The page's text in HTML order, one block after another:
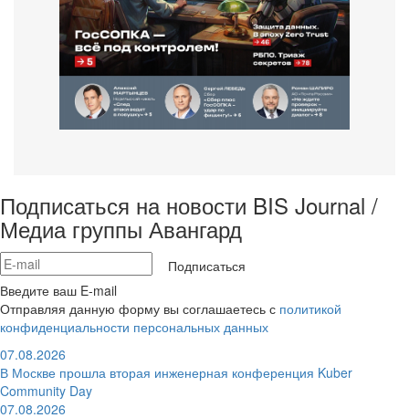
Подписаться на новости BIS Journal /
Медиа группы Авангард
Подписаться
Введите ваш E-mail
Отправляя данную форму вы соглашаетесь с политикой
конфиденциальности персональных данных
07.08.2026
В Москве прошла вторая инженерная конференция Kuber
Community Day
07.08.2026